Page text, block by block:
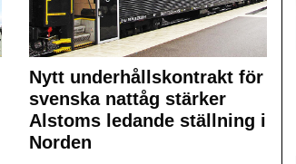
Nytt underhållskontrakt för
svenska nattåg stärker
Alstoms ledande ställning i
Norden